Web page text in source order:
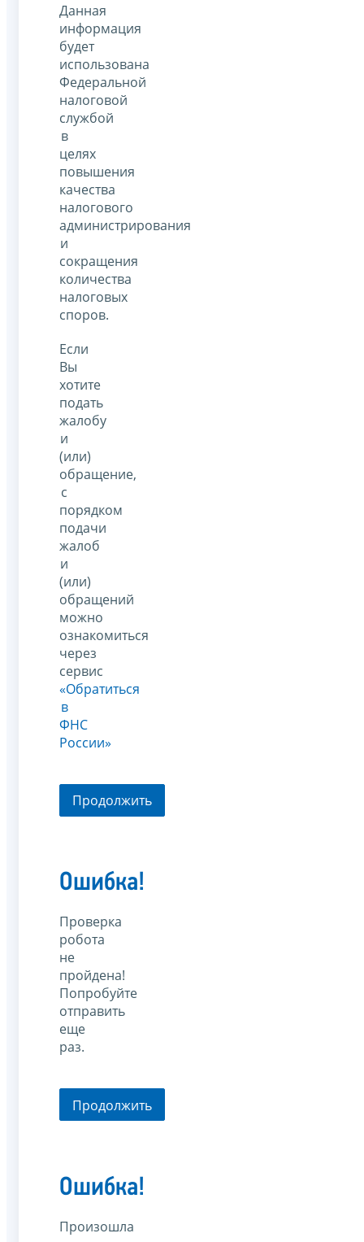
Данная
информация
будет
использована
Федеральной
налоговой
службой
в
целях
повышения
качества
налогового
администрирования
и
сокращения
количества
налоговых
споров.
Если
Вы
хотите
подать
жалобу
и
(или)
обращение,
с
порядком
подачи
жалоб
и
(или)
обращений
можно
ознакомиться
через
сервис
«Обратиться
в
ФНС
России»
Продолжить
Ошибка!
Проверка
робота
не
пройдена!
Попробуйте
отправить
еще
раз.
Продолжить
Ошибка!
Произошла